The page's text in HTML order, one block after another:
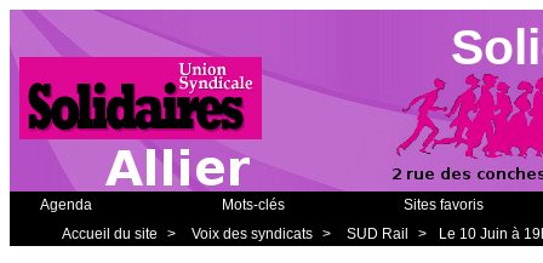
Agenda Mots-clés
Sites favoris
Accueil du site
> Voix des syndicats > SUD Rail > Le 10 Juin à